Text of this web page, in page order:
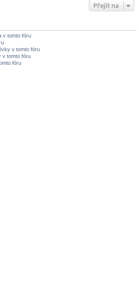
Přejít na
v tomto fóru
v tomto fóru
v tomto fóru
fóru